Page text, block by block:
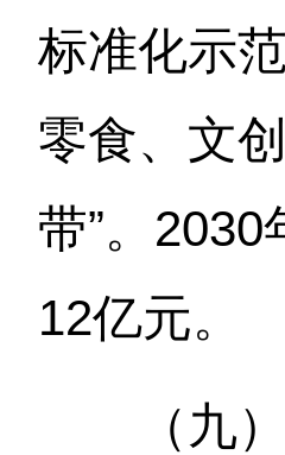
标准化示
零食、文
带”。
12亿元。
（九